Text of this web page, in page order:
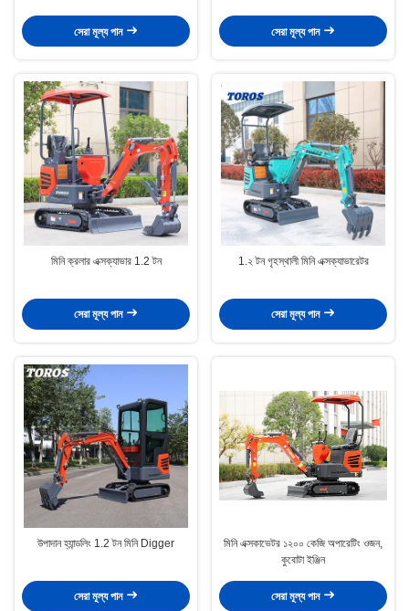
সেরা মূল্য পান সেরা মূল্য পান
মিনি ক্রলার এক্সক্যাভার 1.2 টন
সেরা মূল্য পান
1.২ টন গৃহস্থালী মিনি এক্সক্যাভারেটর
সেরা মূল্য পান
উপাদান হ্যান্ডলিং 1.2 টন মিনি Digger
সেরা মূল্য পান
মিনি এক্সকাভেটর ১২০০ কেজি অপারেটিং ওজন,
কুবোটা ইঞ্জিন
সেরা মূল্য পান